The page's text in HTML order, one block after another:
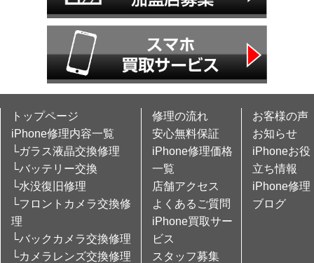
トップページ
iPhone修理内容一覧
└ガラス液晶交換修理
└バッテリー交換
└水没復旧修理
└フロントカメラ交換修
理
└バックカメラ交換修理
└カメラレンズ交換修理
修理の流れ
安心無料保証
iPhone修理価格
一覧
店舗アクセス
よくあるご質問
iPhone買取サー
ビス
スタッフ募集
お客様の声
お知らせ
iPhoneお役
立ち情報
iPhone修理
ブログ